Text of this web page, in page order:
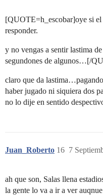
[QUOTE=h_escobar]oye si el
responder.
y no vengas a sentir lastima
segundones de algunos…[/
claro que da
haber jugado ni siquiera dos
no lo dije en sentido
Juan_Roberto 7
16
ah que son, Salas llena
la gente lo va a ir a ver